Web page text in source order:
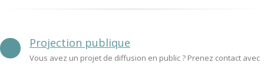
Projection publique
Vous avez un projet de diffusion en public ? Prenez contact avec